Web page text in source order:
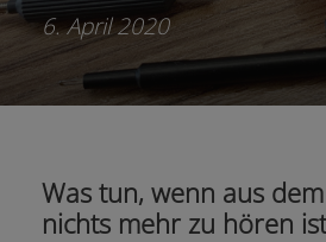
6. April 2020
Was tun, wenn aus
nichts mehr zu hören